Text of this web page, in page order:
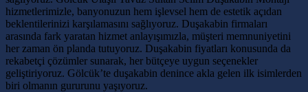
hizmetlerimizle, banyonuzun hem işlevsel hem de estetik açıdan
beklentilerinizi karşılamasını sağlıyoruz. Duşakabin firmaları
arasında fark yaratan hizmet anlayışımızla, müşteri memnuniyetini
her zaman ön planda tutuyoruz. Duşakabin fiyatları konusunda da
rekabetçi çözümler sunarak, her bütçeye uygun seçenekler
geliştiriyoruz. Gölcük’te duşakabin denince akla gelen ilk isimlerden
biri olmanın gururunu yaşıyoruz.